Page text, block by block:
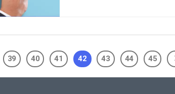
39 40 41 42 43 44 45